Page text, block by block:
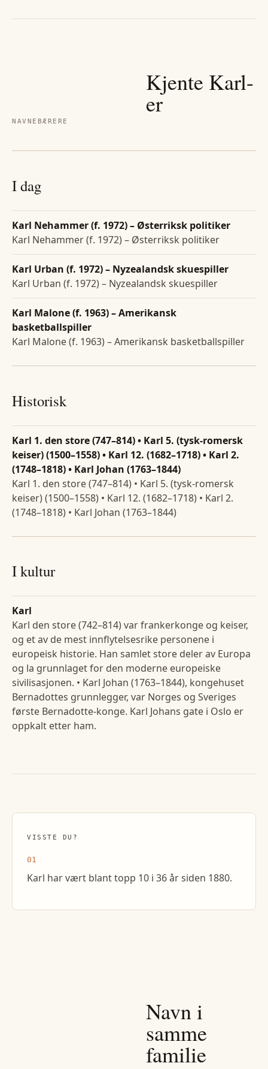
NAVNEBÆRERE
Kjente Karl-
er
I dag
Karl Nehammer (f. 1972) – Østerriksk politiker
Karl Nehammer (f. 1972) – Østerriksk politiker
Karl Urban (f. 1972) – Nyzealandsk skuespiller
Karl Urban (f. 1972) – Nyzealandsk skuespiller
Karl Malone (f. 1963) – Amerikansk
basketballspiller
Karl Malone (f. 1963) – Amerikansk basketballspiller
Historisk
Karl 1. den store (747–814) • Karl 5. (tysk-romersk
keiser) (1500–1558) • Karl 12. (1682–1718) • Karl 2.
(1748–1818) • Karl Johan (1763–1844)
Karl 1. den store (747–814) • Karl 5. (tysk-romersk
keiser) (1500–1558) • Karl 12. (1682–1718) • Karl 2.
(1748–1818) • Karl Johan (1763–1844)
I kultur
Karl
Karl den store (742–814) var frankerkonge og keiser,
og et av de mest innflytelsesrike personene i
europeisk historie. Han samlet store deler av Europa
og la grunnlaget for den moderne europeiske
sivilisasjonen. • Karl Johan (1763–1844), kongehuset
Bernadottes grunnlegger, var Norges og Sveriges
første Bernadotte-konge. Karl Johans gate i Oslo er
oppkalt etter ham.
VISSTE DU?
01
Karl har vært blant topp 10 i 36 år siden 1880.
Navn i
samme
familie